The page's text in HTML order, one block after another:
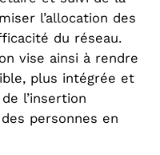
l’allocation des
du réseau.
vise ainsi à rendre
plus intégrée et
l’insertion
personnes en